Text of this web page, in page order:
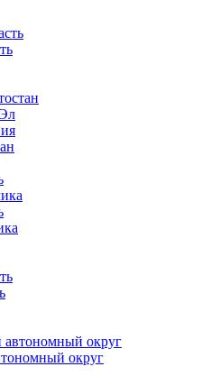
округ
округ